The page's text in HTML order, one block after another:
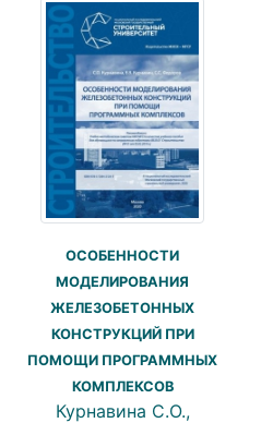
ОСОБЕННОСТИ
МОДЕЛИРОВАНИЯ
ЖЕЛЕЗОБЕТОННЫХ
КОНСТРУКЦИЙ ПРИ
ПОМОЩИ ПРОГРАММНЫХ
КОМПЛЕКСОВ
Курнавина С.О.,